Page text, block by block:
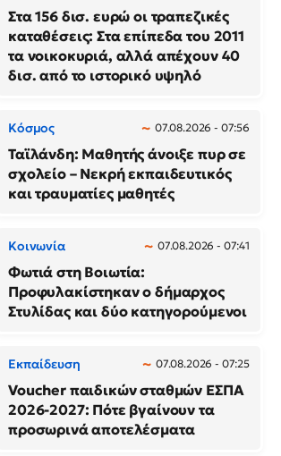
Στα 156 δισ. ευρώ οι τραπεζικές
καταθέσεις: Στα επίπεδα του 2011
τα νοικοκυριά, αλλά απέχουν 40
δισ. από το ιστορικό υψηλό
Κόσμος 07.08.2026 - 07:56
Ταϊλάνδη: Μαθητής άνοιξε πυρ σε
σχολείο – Νεκρή εκπαιδευτικός
και τραυματίες μαθητές
Κοινωνία 07.08.2026 - 07:41
Φωτιά στη Βοιωτία:
Προφυλακίστηκαν ο δήμαρχος
Στυλίδας και δύο κατηγορούμενοι
Εκπαίδευση 07.08.2026 - 07:25
Voucher παιδικών σταθμών ΕΣΠΑ
2026-2027: Πότε βγαίνουν τα
προσωρινά αποτελέσματα